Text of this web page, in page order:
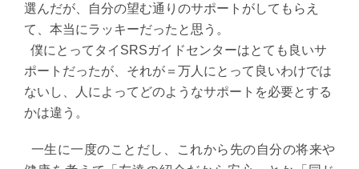
選んだが、自分の望む通りのサポートがしてもらえ
て、本当にラッキーだったと思う。
僕にとってタイSRSガイドセンターはとても良いサ
ポートだったが、それが＝万人にとって良いわけでは
ないし、人によってどのようなサポートを必要とする
かは違う。
一生に一度のことだし、これから先の自分の将来や